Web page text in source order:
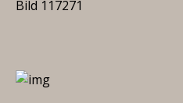
Bild 117271